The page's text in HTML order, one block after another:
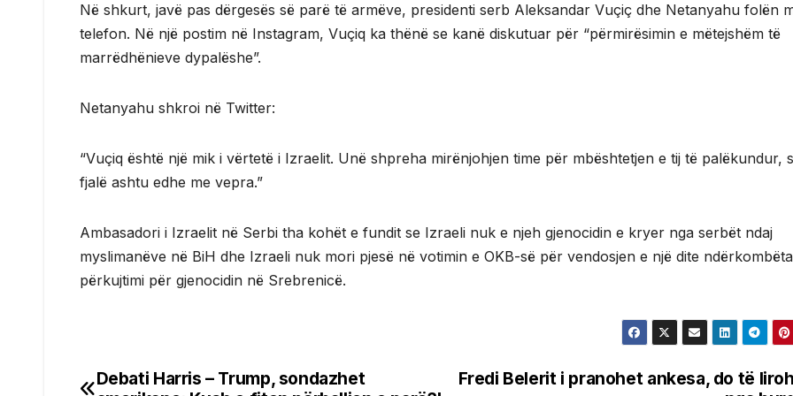
Në shkurt, javë pas dërgesës së parë të armëve, presidenti serb Aleksandar Vuçiç dhe Netanyahu folën
telefon. Në një postim në Instagram, Vuçiq ka thënë se kanë diskutuar për “përmirësimin e mëtejshëm të
marrëdhënieve dypalëshe”.
Netanyahu shkroi në Twitter:
“Vuçiq është një mik i vërtetë i Izraelit. Unë shpreha mirënjohjen time për mbështetjen e tij të palëkundur,
fjalë ashtu edhe me vepra.”
Ambasadori i Izraelit në Serbi tha kohët e fundit se Izraeli nuk e njeh gjenocidin e kryer nga serbët ndaj
myslimanëve në BiH dhe Izraeli nuk mori pjesë në votimin e OKB-së për vendosjen e një dite
përkujtimi për gjenocidin në Srebrenicë.
Post
Fredi Belerit i pranohet ankesa, do të
Debati Harris – Trump, sondazhet